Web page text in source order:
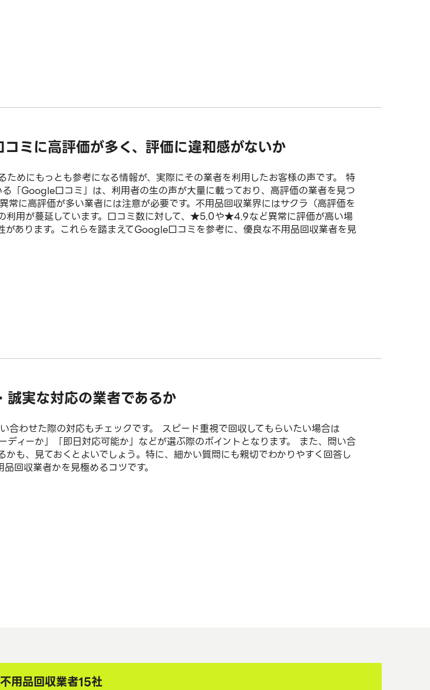
ミに高評価が多く、評価に違和感がないか
ためにもっとも参考になる情報が、実際にその業者を利用したお客様の声です。 特
「Google口コミ」は、利用者の生の声が大量に載っており、高評価の業者を見つ
常に高評価が多い業者には注意が必要です。不用品回収業界にはサクラ（高評価を
利用が蔓延しています。口コミ数に対して、★5.0や★4.9など異常に評価が高い場
があります。これらを踏まえてGoogle口コミを参考に、優良な不用品回収業者を見
誠実な対応の業者であるか
合わせた際の対応もチェックです。 スピード重視で回収してもらいたい場合は
ディーか」「即日対応可能か」などが選ぶ際のポイントとなります。 また、問い合
かも、見ておくとよいでしょう。特に、細かい質問にも親切でわかりやすく回答し
回収業者かを見極めるコツです。
用品回収業者15社